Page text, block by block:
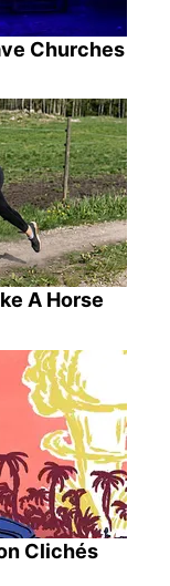
Churches
A Horse
Clichés